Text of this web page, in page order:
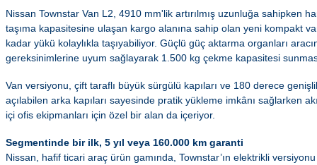
Nissan Townstar Van L2, 4910 mm'lik artırılmış uzunluğa sahipken
taşıma kapasitesine ulaşan kargo alanına sahip olan yeni kompakt
kadar yükü kolaylıkla taşıyabiliyor. Güçlü güç aktarma organları
gereksinimlerine uyum sağlayarak 1.500 kg çekme kapasitesi
Van versiyonu, çift taraflı büyük sürgülü kapıları ve 180 derece
açılabilen arka kapıları sayesinde pratik yükleme imkânı sağlarken
içi ofis ekipmanları için özel bir alan da içeriyor.
Segmentinde bir ilk, 5 yıl veya 160.000 km garanti
Nissan, hafif ticari araç ürün gamında, Townstar’ın elektrikli